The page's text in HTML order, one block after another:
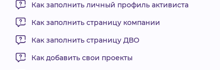
ОРГАНИЗАЦИИ
АКТИВИСТЫ
ПРОЕКТЫ
Как заполнять новости проекта?
Как заполнять анонсы мероприятий?
Как заполнять итоги мероприятий?
Как заполнить личный профиль активиста
Как заполнить страницу компании
Как заполнить страницу ДВО
Как добавить свои проекты